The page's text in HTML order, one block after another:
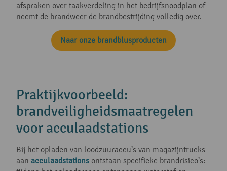
afspraken over taakverdeling in het bedrijfsnoodplan of
neemt de brandweer de brandbestrijding volledig over.
Naar onze brandblusproducten
Praktijkvoorbeeld:
brandveiligheidsmaatregelen
voor acculaadstations
Bij het opladen van loodzuuraccu’s van magazijntrucks
aan acculaadstations ontstaan specifieke brandrisico’s: